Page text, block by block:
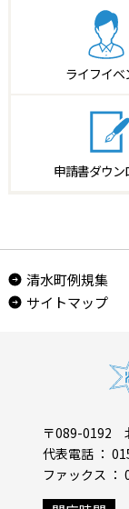
ライフイベ
申請書ダウン
清水町例規集
サイトマップ
〒089-0192
代表電話 ：
ファックス